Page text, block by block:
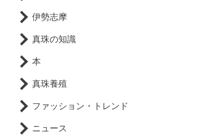
伊勢志摩
真珠の知識
本
真珠養殖
ファッション・トレンド
ニュース